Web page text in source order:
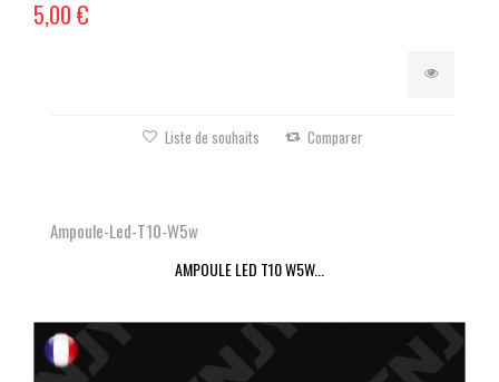
5,00 €
Liste de souhaits Comparer
Ampoule-Led-T10-W5w
AMPOULE LED T10 W5W...